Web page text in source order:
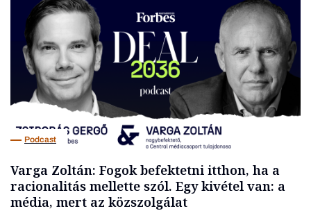
Podcast
Varga Zoltán: Fogok befektetni itthon, ha a
racionalitás mellette szól. Egy kivétel van: a
média, mert az közszolgálat